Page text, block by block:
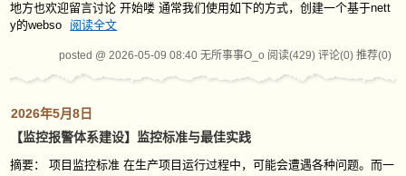
地方也欢迎留言讨论 开始喽 通常我们使用如下的方式，创建一个基于nett
y的webso
阅读全文
posted @ 2026-05-09 08:40 无所事事O_o 阅读(429) 评论(0) 推荐(0)
2026年5月8日
【监控报警体系建设】监控标准与最佳实践
摘要： 项目监控标准 在生产项目运行过程中，可能会遭遇各种问题。而一